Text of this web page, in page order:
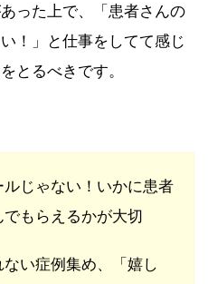
った上で、「患者さんの
！」と仕事をしてて感じ
とるべきです。
ルじゃない！いかに患者
もらえるかが大切
ない症例集め、「嬉し